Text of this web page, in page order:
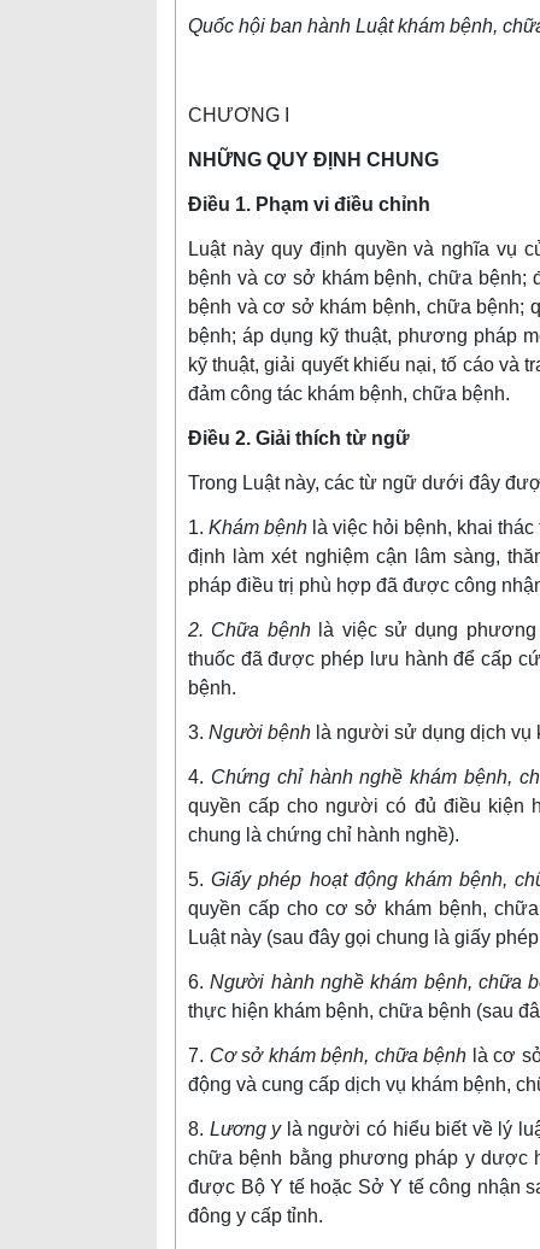
Quốc hội ban hành Luật khám bệnh,
CHƯƠNG I
NHỮNG QUY ĐỊNH CHUNG
Điều 1. Phạm vi điều chỉnh
Luật này quy định quyền và nghĩa vụ
bệnh và cơ sở khám bệnh, chữa
bệnh và cơ sở khám bệnh, chữa bệnh;
bệnh; áp dụng kỹ thuật, phương pháp
kỹ thuật, giải quyết khiếu nại, tố cáo và
đảm công tác khám bệnh, chữa bệnh.
Điều 2. Giải thích từ ngữ
Trong Luật này, các từ ngữ dưới đây
1.Khám bệnh là việc hỏi bệnh, khai
định làm xét nghiệm cận lâm sàng,
pháp điều trị phù hợp đã được công
2. Chữa bệnh là việc sử dụng
thuốc đã được phép lưu hành để cấp
bệnh.
3. Người bệnh là người sử dụng dịch vụ
4. Chứng chỉ hành nghề khám bệnh,
quyền cấp cho người có đủ điều kiện
chung là chứng chỉ hành nghề).
5.Giấy phép hoạt động khám bệnh,
quyền cấp cho cơ sở khám bệnh,
Luật này (sau đây gọi chung là giấy
6.Người hành nghề khám bệnh, chữa
thực hiện khám bệnh, chữa bệnh (sau
7. Cơ sở khám bệnh, chữa bệnh là cơ
động và cung cấp dịch vụ khám bệnh,
8. Lương y là người có hiểu biết về lý
chữa bệnh bằng phương pháp y dược
được Bộ Y tế hoặc Sở Y tế công nhận
đông y cấp tỉnh.